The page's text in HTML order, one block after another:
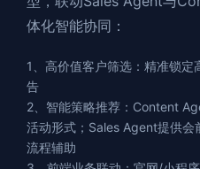
体化智能协同：
1、高价值客户筛选：精准锁
告
2、智能策略推荐：Content
活动形式；Sales Agent提供会
流程辅助